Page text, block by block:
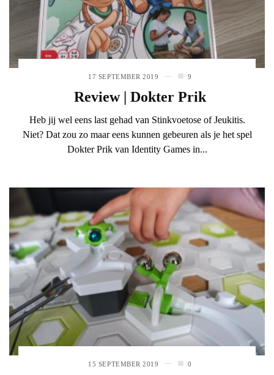
17 SEPTEMBER 2019 9
Review | Dokter Prik
Heb jij wel eens last gehad van Stinkvoetose of Jeukitis.
Niet? Dat zou zo maar eens kunnen gebeuren als je het spel
Dokter Prik van Identity Games in...
15 SEPTEMBER 2019 0